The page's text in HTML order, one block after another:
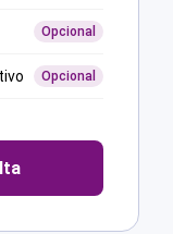
Opcional
Opcional